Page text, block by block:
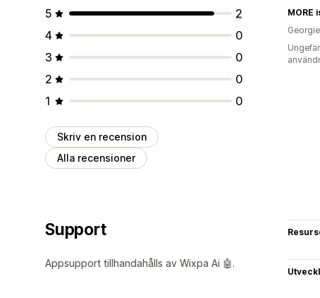
5
2
4
0
3
0
2
0
1
0
Skriv en recension
Alla recensioner
MORE
Support
Appsupport tillhandahålls av Wixpa Ai 🤖.